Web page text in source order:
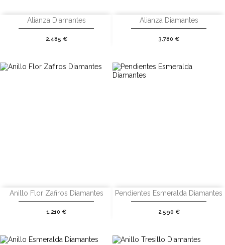
Alianza Diamantes
Precio
2.485 €
Alianza Diamantes
Precio
3.780 €
Anillo Flor Zafiros Diamantes
Precio
1.210 €
Pendientes Esmeralda Diamantes
Precio
2.590 €